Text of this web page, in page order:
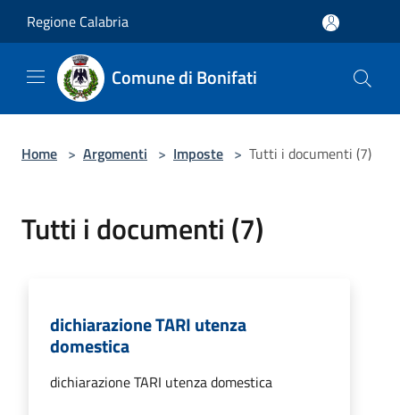
Regione Calabria
Comune di Bonifati
Home > Argomenti > Imposte > Tutti i documenti (7)
Tutti i documenti (7)
dichiarazione TARI utenza
domestica
dichiarazione TARI utenza domestica